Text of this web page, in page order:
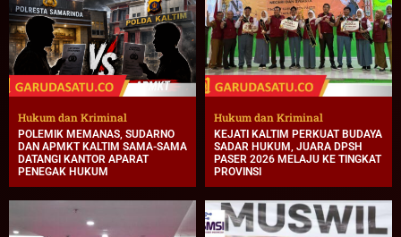
Hukum dan Kriminal
POLEMIK MEMANAS, SUDARNO
DAN APMKT KALTIM SAMA-SAMA
DATANGI KANTOR APARAT
PENEGAK HUKUM
Hukum dan Kriminal
KEJATI KALTIM PERKUAT BUDAYA
SADAR HUKUM, JUARA DPSH
PASER 2026 MELAJU KE TINGKAT
PROVINSI